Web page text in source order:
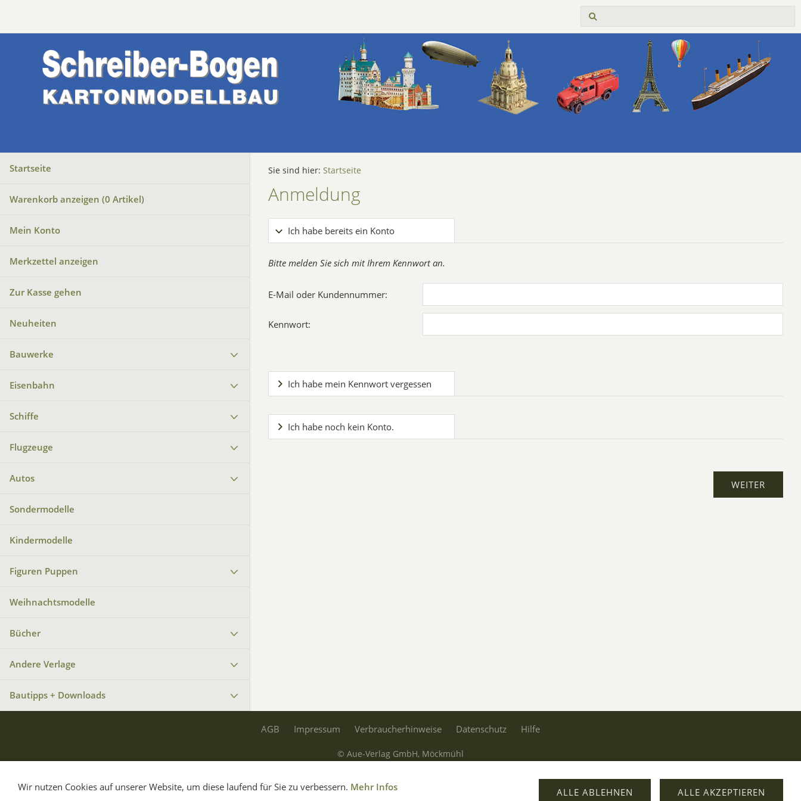
Startseite
Warenkorb anzeigen (0 Artikel)
Mein Konto
Merkzettel anzeigen
Zur Kasse gehen
Neuheiten
Bauwerke
Eisenbahn
Schiffe
Flugzeuge
Autos
Sondermodelle
Kindermodelle
Figuren Puppen
Weihnachtsmodelle
Bücher
Andere Verlage
Bautipps + Downloads
Sie sind hier: Startseite
Anmeldung
Ich habe bereits ein Konto
Bitte melden Sie sich mit Ihrem Kennwort an.
E-Mail oder Kundennummer:
Kennwort:
Ich habe mein Kennwort vergessen
Ich habe noch kein Konto.
AGB Impressum Verbraucherhinweise Datenschutz Hilfe
© Aue-Verlag GmbH, Möckmühl
Verträge widerrufen
Wir nutzen Cookies auf unserer Website, um diese laufend für Sie zu verbessern. Mehr Infos ALLE AKZEPTIEREN
ALLE ABLEHNEN